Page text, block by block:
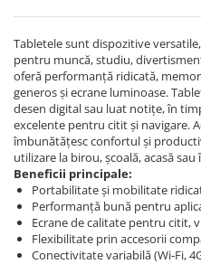
Tabletele sunt dispozitive
pentru muncă, studiu,
oferă performanță ridicată,
generos și ecrane luminoase.
desen digital sau luat notițe, în
excelente pentru citit și navigare.
îmbunătățesc confortul și
utilizare la birou, școală, acasă sau
Beneficii principale:
Portabilitate și mobilitate
Performanță bună pentru
Ecrane de calitate pentru citit,
Flexibilitate prin accesorii
Conectivitate variabilă (Wi‑Fi,